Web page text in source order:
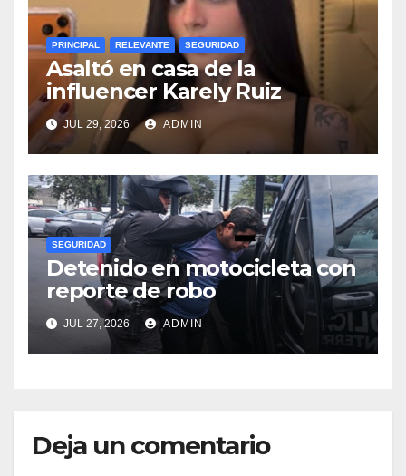
PRINCIPAL RELEVANTE SEGURIDAD
Asaltó en casa de la
influencer Karely Ruiz
JUL 29, 2026 ADMIN
SEGURIDAD
Detenido en motocicleta con
reporte de robo
JUL 27, 2026 ADMIN
Deja un comentario